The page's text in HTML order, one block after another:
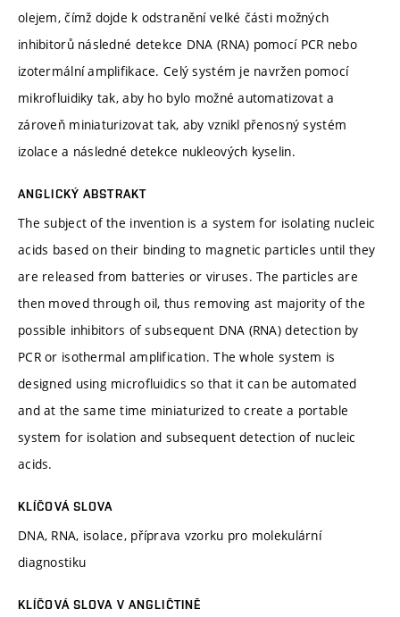
olejem, čímž dojde k odstranění velké části možných
inhibitorů následné detekce DNA (RNA) pomocí PCR nebo
izotermální amplifikace. Celý systém je navržen pomocí
mikrofluidiky tak, aby ho bylo možné automatizovat a
zároveň miniaturizovat tak, aby vznikl přenosný systém
izolace a následné detekce nukleových kyselin.
ANGLICKÝ ABSTRAKT
The subject of the invention is a system for isolating nucleic
acids based on their binding to magnetic particles until they
are released from batteries or viruses. The particles are
then moved through oil, thus removing ast majority of the
possible inhibitors of subsequent DNA (RNA) detection by
PCR or isothermal amplification. The whole system is
designed using microfluidics so that it can be automated
and at the same time miniaturized to create a portable
system for isolation and subsequent detection of nucleic
acids.
KLÍČOVÁ SLOVA
DNA, RNA, isolace, příprava vzorku pro molekulární
diagnostiku
KLÍČOVÁ SLOVA V ANGLIČTINĚ